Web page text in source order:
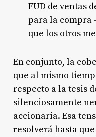
FUD de ventas
para la
que los otros
En conjunto, la
que al mismo
respecto a la tesis
silenciosamente
accionaria. Esa
resolverá hasta